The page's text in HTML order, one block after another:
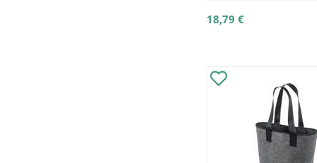
18,79 €